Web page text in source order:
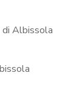
di Albissola